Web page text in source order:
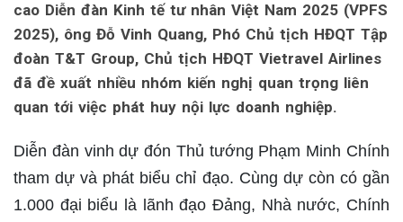
cao Diễn đàn Kinh tế tư nhân Việt Nam 2025 (VPFS
2025), ông Đỗ Vinh Quang, Phó Chủ tịch HĐQT Tập
đoàn T&T Group, Chủ tịch HĐQT Vietravel Airlines
đã đề xuất nhiều nhóm kiến nghị quan trọng liên
quan tới việc phát huy nội lực doanh nghiệp.
Diễn đàn vinh dự đón Thủ tướng Phạm Minh Chính
tham dự và phát biểu chỉ đạo. Cùng dự còn có gần
1.000 đại biểu là lãnh đạo Đảng, Nhà nước, Chính